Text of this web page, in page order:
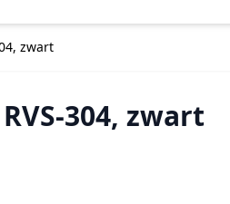
zwart
304, zwart